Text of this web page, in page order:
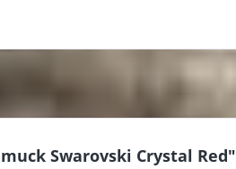
Swarovski Crystal Red"